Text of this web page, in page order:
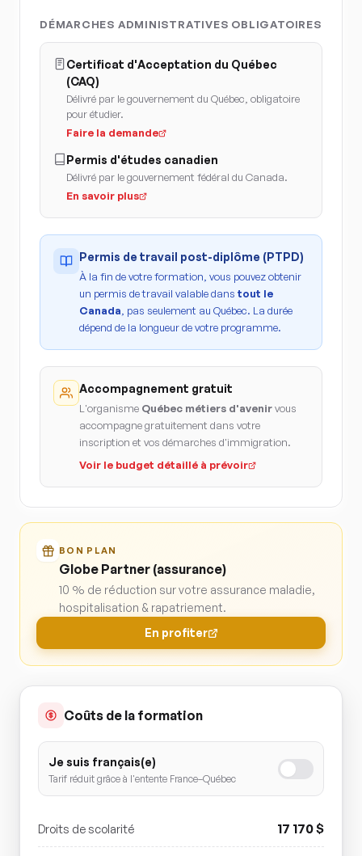
DÉMARCHES ADMINISTRATIVES OBLIGATOIRES
Certificat d'Acceptation du Québec
(CAQ)
Délivré par le gouvernement du Québec, obligatoire
pour étudier.
Faire la demande
Permis d'études canadien
Délivré par le gouvernement fédéral du Canada.
En savoir plus
Permis de travail post-diplôme (PTPD)
À la fin de votre formation, vous pouvez obtenir
un permis de travail valable dans tout le
Canada , pas seulement au Québec. La durée
dépend de la longueur de votre programme.
Accompagnement gratuit
L'organisme Québec métiers d'avenirvous
accompagne gratuitement dans votre
inscription et vos démarches d'immigration.
Voir le budget détaillé à prévoir
BON PLAN
Globe Partner (assurance)
10 % de réduction sur votre assurance maladie,
hospitalisation & rapatriement.
En profiter
Coûts de la formation
Je suis français(e)
Tarif réduit grâce à l'entente France–Québec
Droits de scolarité 17 170$